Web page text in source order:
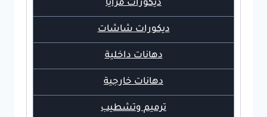
ديكورات مرايا
ديكورات شاشات
دهانات داخلية
دهانات خارجية
ترميم وتشطيب